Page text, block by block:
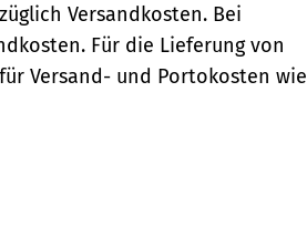
Versandkosten. Bei
Für die Lieferung von
Versand- und Portokosten wie